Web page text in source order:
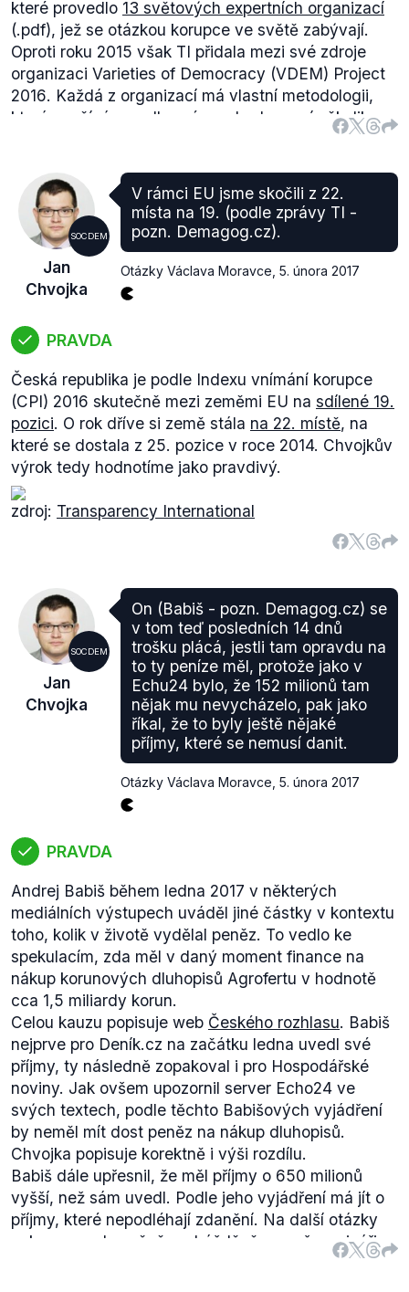
které provedlo 13 světových expertních organizací
(.pdf), jež se otázkou korupce ve světě zabývají.
Oproti roku 2015 však TI přidala mezi své zdroje
organizaci Varieties of Democracy (VDEM) Project
2016. Každá z organizací má vlastní metodologii,
která spočívá na odborném vyhodnocení několika
tematických otázek pro každou zemi, a to vlastními
Transparency International pak sbírá všechna
získaná data a na jejich základě vytvoříIndex
vnímání korupce (CPI)
, nicméně pouze u zemí,
kterými se
zabývaly alespoň tři(.pdf) organizace.
Bodový index (rozpětí 0–100 bodů, kdy 0 je nejhorší
hodnocení korupce) stále ukazuje absolutní skóre
48 (maxima dosáhla v roce 2013 s 56 body).
Lze tedy pouze sledovat, zda se změnilo relativní
postavení naší země na žebříčku v závislosti na
tom, že přibylo devět nových zemí. Z nich nás
„předběhlo“v hodnocení sedm. Oproti loňsku si
polepšila Kostarika, Kapverdy, Gruzie a Lotyšsko,
které Českou republiku posunuly z 37. na sdílené 47.
místo.
zdroj:Transparency International
Podle Chvojky je problematické v těchto nových
zemích hodnotit míru korupce. Pro všechny státy
však platí stejná pravidla a jsou posuzovány
stejným způsobem. Současně, jak již bylo zmíněno,
dostanou pouze země, u kterých
posuzovaly korupci alespoň tři organizace, což
hovoří spíše proti komplikacím v posuzování. Výrok
tedy hodnotíme jako zavádějící.
SOCDEM
Jan
Chvojka
V rámci EU jsme skočili z 22.
místa na 19. (podle zprávy TI -
pozn. Demagog.cz).
Otázky Václava Moravce 5. února 2017
PRAVDA
Česká republika je podle Indexu vnímání korupce
(CPI) 2016 skutečně mezi zeměmi EU na sdílené 19.
pozici. O rok dříve si země stála na 22. místě, na
které se dostala z 25. pozice v roce 2014. Chvojkův
výrok tedy hodnotíme jako pravdivý.
zdroj: Transparency International
SOCDEM
Jan
Chvojka
On (Babiš - pozn. Demagog.cz) se
v tom teď posledních 14 dnů
trošku plácá, jestli tam opravdu na
to ty peníze měl, protože jako v
Echu24 bylo, že 152 milionů tam
nějak mu nevycházelo, pak jako
říkal, že to byly ještě nějaké
příjmy, které se nemusí danit.
Otázky Václava Moravce 5. února 2017
PRAVDA
Andrej Babiš během ledna 2017 v některých
mediálních výstupech uváděl jiné částky v kontextu
toho, kolik v životě vydělal peněz. To vedlo ke
spekulacím, zda měl v daný moment finance na
nákup korunových dluhopisů Agrofertu v hodnotě
cca 1,5 miliardy korun.
Celou kauzu popisuje web Českého rozhlasu. Babiš
nejprve pro Deník.cz na začátku ledna uvedl své
příjmy, ty následně zopakoval i pro Hospodářské
noviny. Jak ovšem upozornil server Echo24 ve
svých textech, podle těchto Babišových vyjádření
by neměl mít dost peněz na nákup dluhopisů.
Chvojka popisuje korektně i výši rozdílu.
Babiš dále upřesnil, že měl příjmy o 650 milionů
vyšší, než sám uvedl. Podle jeho vyjádření má jít o
příjmy, které nepodléhají zdanění. Na další otázky
pak reagoval značně podrážděně a např. novináři z
„zkorumpovaná